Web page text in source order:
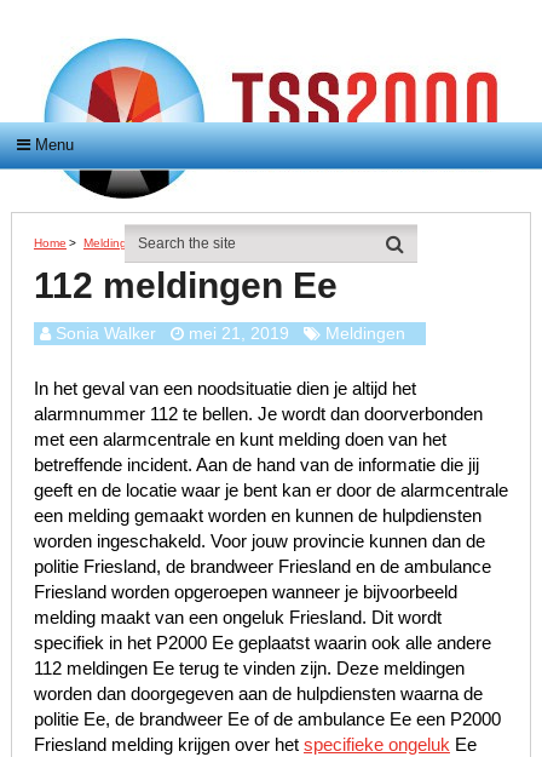
Menu
Home > Meldingen > 112 Meldingen Ee
112 meldingen Ee
Sonia Walker mei 21, 2019 Meldingen
In het geval van een noodsituatie dien je altijd het
alarmnummer 112 te bellen. Je wordt dan doorverbonden
met een alarmcentrale en kunt melding doen van het
betreffende incident. Aan de hand van de informatie die jij
geeft en de locatie waar je bent kan er door de alarmcentrale
een melding gemaakt worden en kunnen de hulpdiensten
worden ingeschakeld. Voor jouw provincie kunnen dan de
politie Friesland, de brandweer Friesland en de ambulance
Friesland worden opgeroepen wanneer je bijvoorbeeld
melding maakt van een ongeluk Friesland. Dit wordt
specifiek in het P2000 Ee geplaatst waarin ook alle andere
112 meldingen Ee terug te vinden zijn. Deze meldingen
worden dan doorgegeven aan de hulpdiensten waarna de
politie Ee, de brandweer Ee of de ambulance Ee een P2000
Friesland melding krijgen over het specifieke ongelukEe